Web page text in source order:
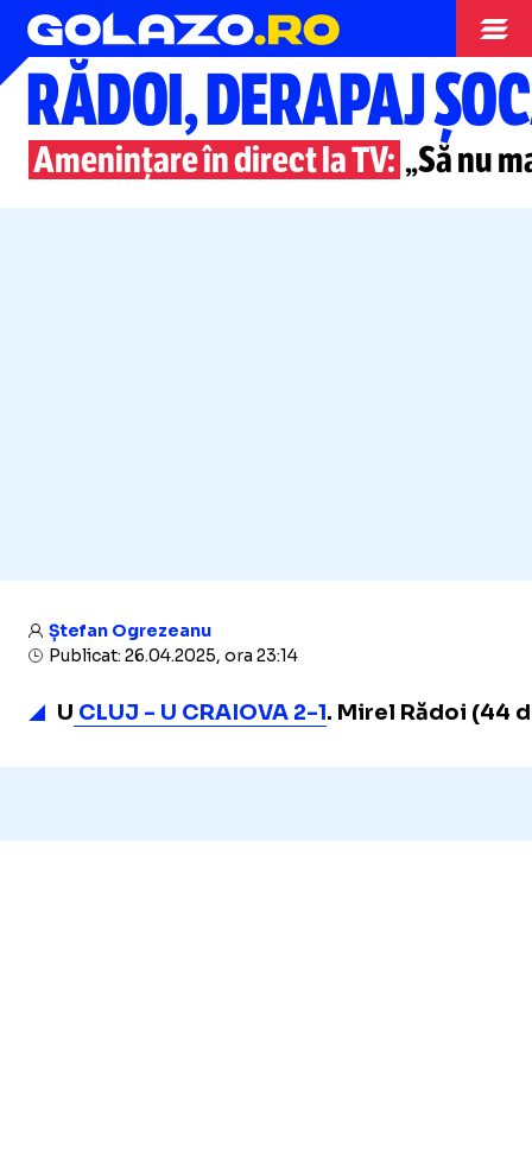
Superliga
RĂDOI, DERAPAJ
Amenințare în direct la TV: „Să nu
Ștefan Ogrezeanu
Publicat: 26.04.2025, ora 23:14
U CLUJ - U CRAIOVA 2-1. Mirel Rădoi (44